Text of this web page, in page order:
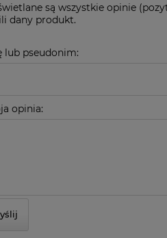
są wszystkie opinie
dany produkt.
lub pseudonim:
opinia: